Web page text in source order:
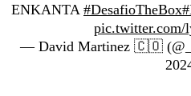
ENKANTA #DesafioTheBox
— David Martinez 🇨🇴